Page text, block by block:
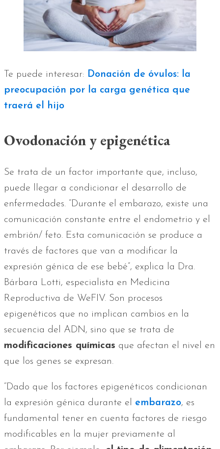
Te puede interesar: Donación de óvulos: la
preocupación por la carga genética que
traerá el hijo
Ovodonación y epigenética
Se trata de un factor importante que, incluso,
puede llegar a condicionar el desarrollo de
enfermedades. “Durante el embarazo, existe una
comunicación constante entre el endometrio y el
embrión/ feto. Esta comunicación se produce a
través de factores que van a modificar la
expresión génica de ese bebé”, explica la Dra.
Bárbara Lotti, especialista en Medicina
Reproductiva de WeFIV. Son procesos
epigenéticos que no implican cambios en la
secuencia del ADN, sino que se trata de
modificaciones químicas que afectan el nivel en
que los genes se expresan.
“Dado que los factores epigenéticos condicionan
la expresión génica durante el embarazo, es
fundamental tener en cuenta factores de riesgo
modificables en la mujer previamente al